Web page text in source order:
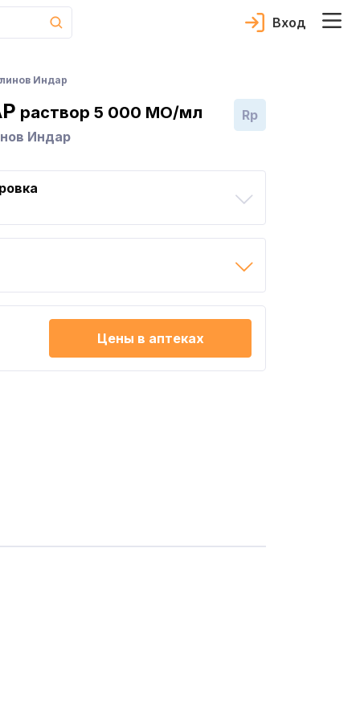
Вход
Индар
раствор 5 000 МО/мл
Индар
Rp
Цены в аптеках